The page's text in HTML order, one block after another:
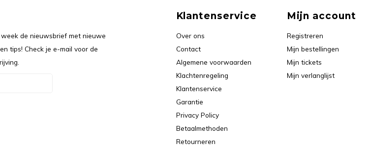
de nieuwsbrief met nieuwe
tips! Check je e-mail voor de
Klantenservice
Over ons
Contact
Algemene voorwaarden
Klachtenregeling
Klantenservice
Garantie
Privacy Policy
Betaalmethoden
Retourneren
Mijn account
Registreren
Mijn bestellingen
Mijn tickets
Mijn verlanglijst